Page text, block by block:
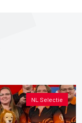
NL Selectie